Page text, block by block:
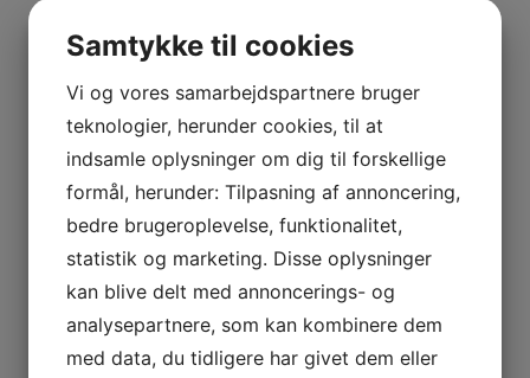
RBB60
RBB80
BBB20
BBB40
BBB60
S20
S40
High Load
Selden Tilbehør
Blokke, Galvaniseret
Blokke, Rustfri
Samtykke til cookies
Vi og vores samarbejdspartnere bruger
teknologier, herunder cookies, til at
indsamle oplysninger om dig til forskellige
formål, herunder: Tilpasning af annoncering,
bedre brugeroplevelse, funktionalitet,
statistik og marketing. Disse oplysninger
kan blive delt med annoncerings- og
analysepartnere, som kan kombinere dem
med data, du tidligere har givet dem eller